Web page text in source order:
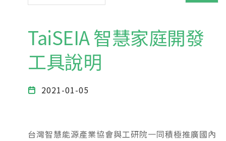
TaiSEIA 智慧家庭開發
工具說明
2021-01-05
台灣智慧能源產業協會與工研院一同積極推廣國內